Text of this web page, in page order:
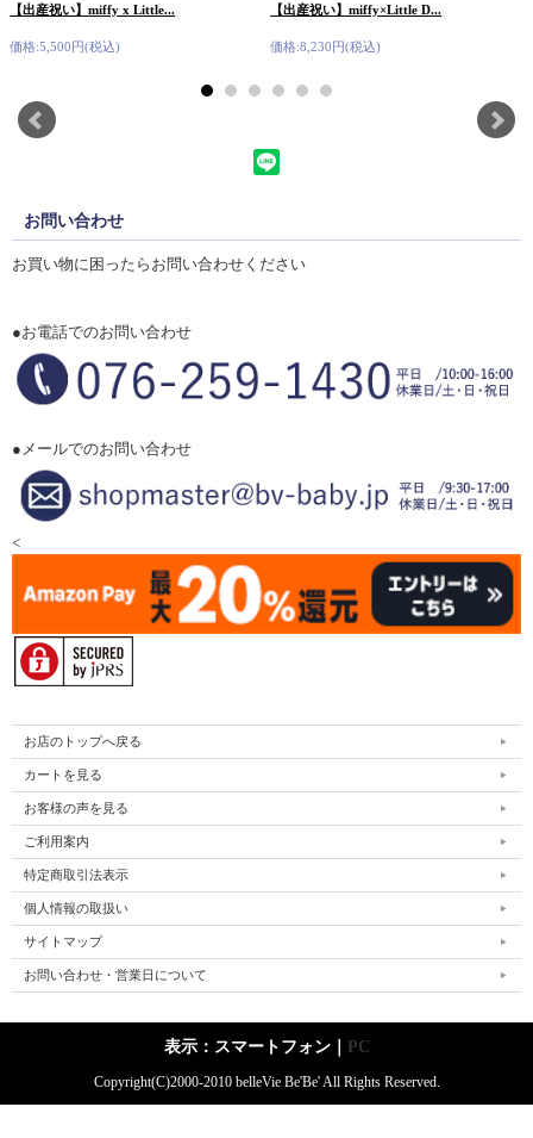
【出産祝い】miffy x Little...
価格:5,500円(税込)
【出産祝い】miffy×Little D...
価格:8,230円(税込)
お問い合わせ
お買い物に困ったらお問い合わせください
●お電話でのお問い合わせ
●メールでのお問い合わせ
<
お店のトップへ戻る
カートを見る
お客様の声を見る
ご利用案内
特定商取引法表示
個人情報の取扱い
サイトマップ
お問い合わせ・営業日について
表示：スマートフォン｜ PC
Copyright(C)2000-2010 belleVie Be'Be' All Rights Reserved.